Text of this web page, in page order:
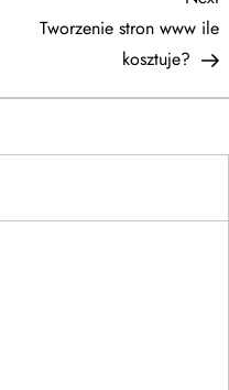
Tworzenie stron www ile
kosztuje?